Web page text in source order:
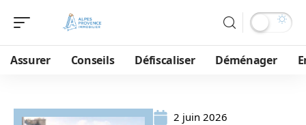
Assurer Conseils Défiscaliser Déménager
2 juin 2026